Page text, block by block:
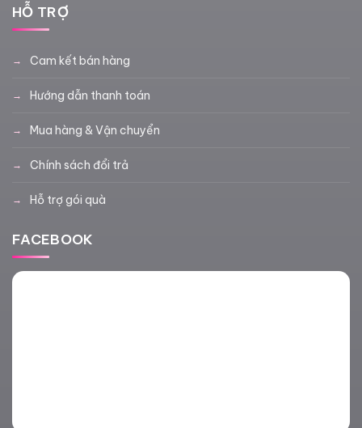
HỖ TRỢ
Cam kết bán hàng
Hướng dẫn thanh toán
Mua hàng & Vận chuyển
Chính sách đổi trả
Hỗ trợ gói quà
FACEBOOK